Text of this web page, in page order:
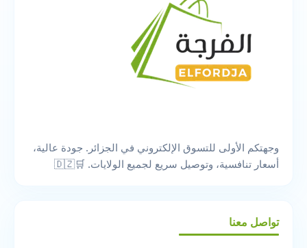
وجهتكم الأولى للتسوق الإلكتروني في الجزائر. جودة عالية،
أسعار تنافسية، وتوصيل سريع لجميع الولايات. 🛒🇩🇿
تواصل معنا